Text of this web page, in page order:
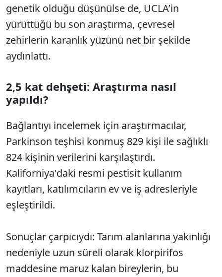
genetik olduğu düşünülse de, UCLA’in
yürüttüğü bu son araştırma, çevresel
zehirlerin karanlık yüzünü net bir şekilde
aydınlattı.
2,5 kat dehşeti: Araştırma nasıl
yapıldı?
Bağlantıyı incelemek için araştırmacılar,
Parkinson teşhisi konmuş 829 kişi ile sağlıklı
824 kişinin verilerini karşılaştırdı.
Kaliforniya'daki resmi pestisit kullanım
kayıtları, katılımcıların ev ve iş adresleriyle
eşleştirildi.
Sonuçlar çarpıcıydı: Tarım alanlarına yakınlığı
nedeniyle uzun süreli olarak klorpirifos
maddesine maruz kalan bireylerin, bu